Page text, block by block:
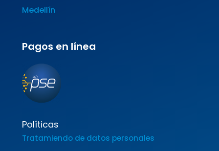
Medellín
Pagos en línea
Políticas
Tratamiendo de datos personales